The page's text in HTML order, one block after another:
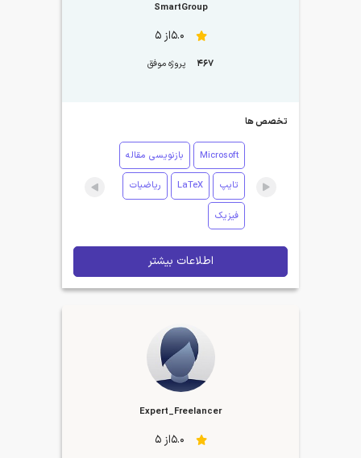
SmartGroup
5.0از 5
467 پروژه موفق
تخصص ها
Microsoft بازنویسی مقاله
تایپ LaTeX ریاضیات
فیزیک
اطلاعات بیشتر
Expert_Freelancer
5.0از 5